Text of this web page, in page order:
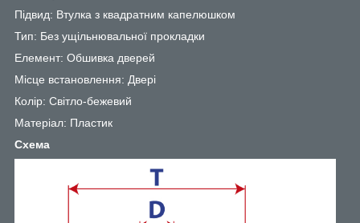
Підвид: Втулка з квадратним капелюшком
Тип: Без ущільнювальної прокладки
Елемент: Обшивка дверей
Місце встановлення: Двері
Колір: Світло-бежевий
Матеріал: Пластик
Схема